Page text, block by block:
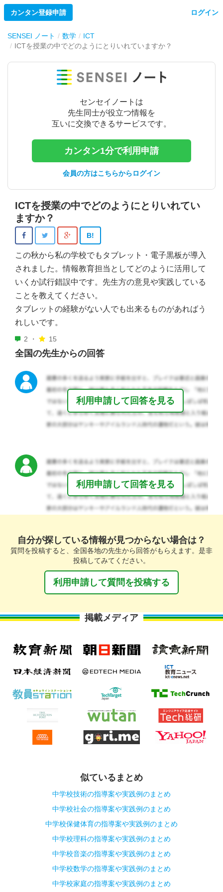
カンタン登録申請 ログイン
SENSEI ノート 数学
ICT
ICTを授業の中でどのようにとりいれていますか？
センセイノートは
先生同士が役立つ情報を
互いに交換できるサービスです。
カンタン1分で利用申請
会員の方はこちらからログイン
ICTを授業の中でどのようにとりいれてい
ますか？
B!
この秋から私の学校でもタブレット・電子黒板が導入
されました。情報教育担当としてどのように活用して
いくか試行錯誤中です。先生方の意見や実践している
ことを教えてください。
タブレットの経験がない人でも出来るものがあればう
れしいです。
2 ・ 15
全国の先生からの回答
利用申請して回答を見る
利用申請して回答を見る
自分が探している情報が見つからない場合は？
質問を投稿すると、全国各地の先生から回答がもらえます。是非
投稿してみてください。
利用申請して質問を投稿する
掲載メディア
似ているまとめ
中学校技術の指導案や実践例のまとめ
中学校社会の指導案や実践例のまとめ
中学校保健体育の指導案や実践例のまとめ
中学校理科の指導案や実践例のまとめ
中学校音楽の指導案や実践例のまとめ
中学校数学の指導案や実践例のまとめ
中学校家庭の指導案や実践例のまとめ